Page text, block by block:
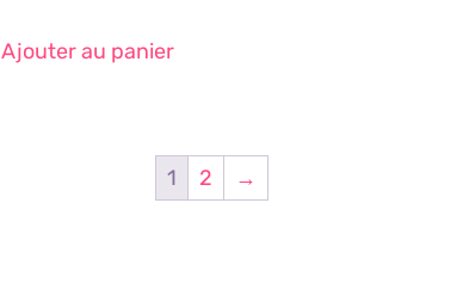
Ajouter au panier
1 2 →